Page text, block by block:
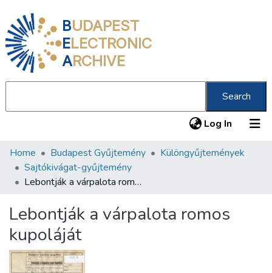
BUDAPEST
ELECTRONIC
ARCHIVE
Search
Log In (current)
Communities & Collections
All of DSpace
About us
Home Budapest Gyűjtemény
Különgyűjtemények
Sajtókivágat-gyűjtemény
Lebontják a várpalota romos kupoláját
Lebontják a várpalota romos
kupoláját